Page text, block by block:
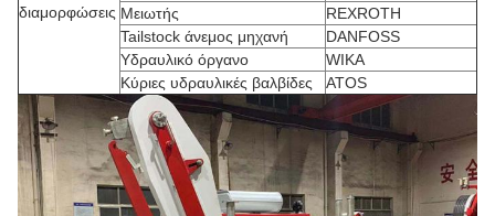
διαμορφώσεις Μειωτής
REXROTH
Tailstock άνεμος μηχανή
DANFOSS
Υδραυλικό όργανο
WIKA
Κύριες υδραυλικές βαλβίδες
ATOS